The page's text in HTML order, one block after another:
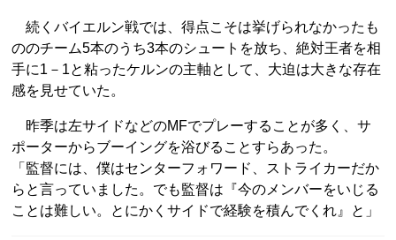
続くバイエルン戦では、得点こそは挙げられなかったも
ののチーム5本のうち3本のシュートを放ち、絶対王者を相
手に1－1と粘ったケルンの主軸として、大迫は大きな存在
感を見せていた。
昨季は左サイドなどのMFでプレーすることが多く、サ
ポーターからブーイングを浴びることすらあった。
「監督には、僕はセンターフォワード、ストライカーだか
らと言っていました。でも監督は『今のメンバーをいじる
ことは難しい。とにかくサイドで経験を積んでくれ』と」